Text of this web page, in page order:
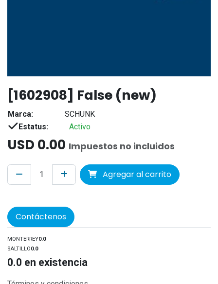
[1602908] False (new)
Marca:
SCHUNK
Estatus:
Activo
USD 0.00 Impuestos no incluidos
Agregar al carrito
Contáctenos
MONTERREY0.0
SALTILLO0.0
0.0 en existencia